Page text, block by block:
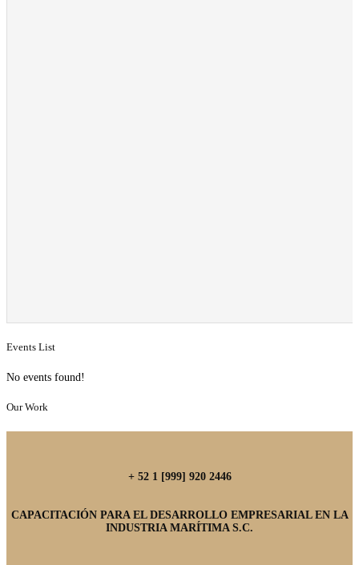
Events List
No events found!
Our Work
+ 52 1 [999] 920 2446
CAPACITACIÓN PARA EL DESARROLLO EMPRESARIAL EN LA
INDUSTRIA MARÍTIMA S.C.